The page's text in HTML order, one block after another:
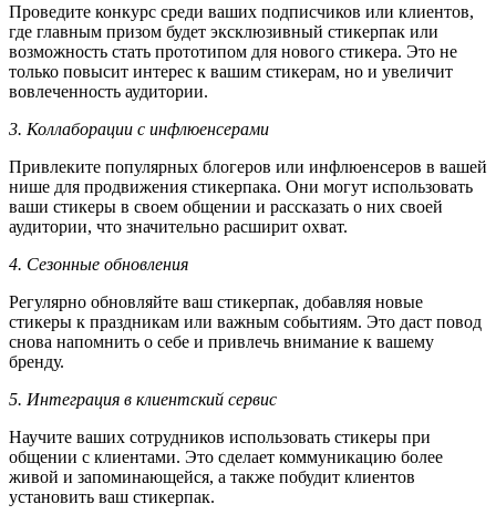
Проведите конкурс среди ваших подписчиков или клиентов,
где главным призом будет эксклюзивный стикерпак или
возможность стать прототипом для нового стикера. Это не
только повысит интерес к вашим стикерам, но и увеличит
вовлеченность аудитории.
3. Коллаборации с инфлюенсерами
Привлеките популярных блогеров или инфлюенсеров в вашей
нише для продвижения стикерпака. Они могут использовать
ваши стикеры в своем общении и рассказать о них своей
аудитории, что значительно расширит охват.
4. Сезонные обновления
Регулярно обновляйте ваш стикерпак, добавляя новые
стикеры к праздникам или важным событиям. Это даст повод
снова напомнить о себе и привлечь внимание к вашему
бренду.
5. Интеграция в клиентский сервис
Научите ваших сотрудников использовать стикеры при
общении с клиентами. Это сделает коммуникацию более
живой и запоминающейся, а также побудит клиентов
установить ваш стикерпак.